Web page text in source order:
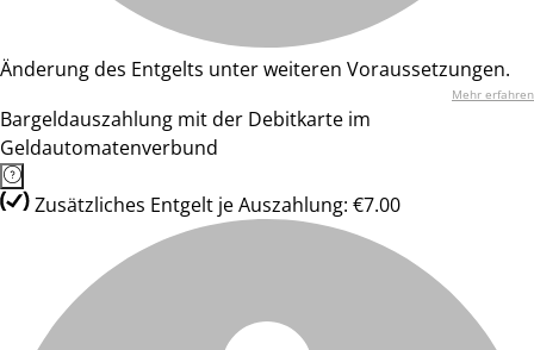
Änderung des Entgelts unter weiteren Voraussetzungen.
Mehr erfahren
Bargeldauszahlung mit der Debitkarte im
Geldautomatenverbund
Zusätzliches Entgelt je Auszahlung: €7.00